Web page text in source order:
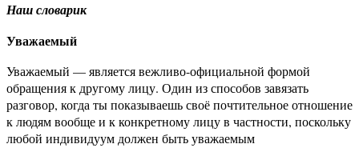
Наш словарик
Уважаемый
Уважаемый — является вежливо-официальной формой
обращения к другому лицу. Один из способов завязать
разговор, когда ты показываешь своё почтительное отношение
к людям вообще и к конкретному лицу в частности, поскольку
любой индивидуум должен быть уважаемым